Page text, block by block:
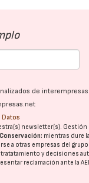
de
newsletter(s). Gestión
Conservación: mientras dure
a otras empresas del grupo
y decisiones
reclamación ante la